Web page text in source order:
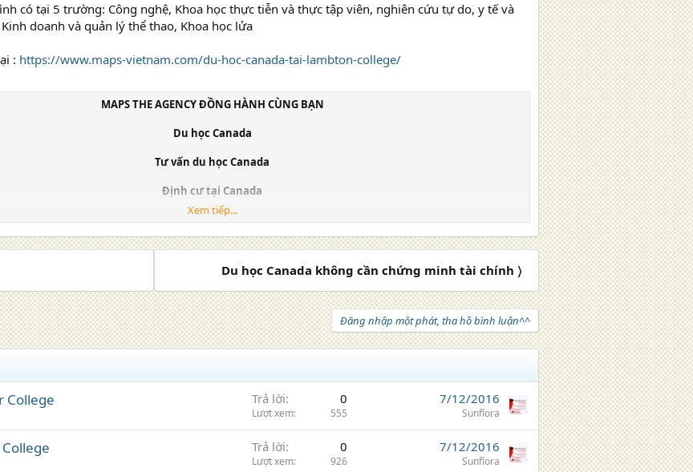
có tại 5 trường: Công nghệ, Khoa học thực tiễn và thực tập viên, nghiên cứu tự do, y tế và
doanh và quản lý thể thao, Khoa học lửa
: https://www.maps-vietnam.com/du-hoc-canada-tai-lambton-college/
MAPS THE AGENCY ĐỒNG HÀNH CÙNG BẠN
Du học Canada
Tư vấn du học Canada
Định cư tại Canada
Việc làm tại Canada
Thủ tục chứng minh tài chính du học Canada
https://www.maps-vietnam.com
Xem tiếp...
Du học Canada không cần chứng minh tài chính 〉
Đăng nhập một phát, tha hồ bình luận^^
College Trả lời 0
Lượt xem 555
7/12/2016
Sunflora
Trả lời 0
Lượt xem 926
7/12/2016
Sunflora